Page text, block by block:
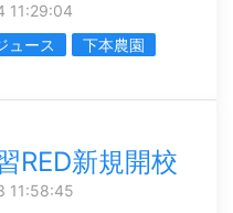
11:29:04
ュース
下本農園
RED新規開校
11:58:45